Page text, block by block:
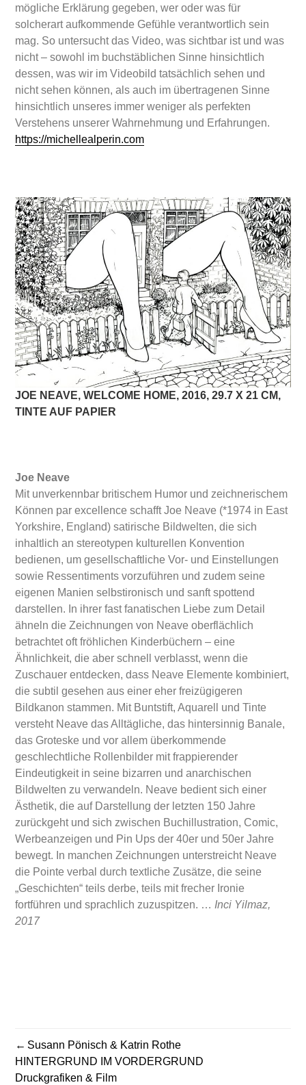
mögliche Erklärung gegeben, wer oder was für
solcherart aufkommende Gefühle verantwortlich sein
mag. So untersucht das Video, was sichtbar ist und was
nicht – sowohl im buchstäblichen Sinne hinsichtlich
dessen, was wir im Videobild tatsächlich sehen und
nicht sehen können, als auch im übertragenen Sinne
hinsichtlich unseres immer weniger als perfekten
Verstehens unserer Wahrnehmung und Erfahrungen.
https://michellealperin.com
JOE NEAVE, WELCOME HOME, 2016, 29.7 X 21 CM,
TINTE AUF PAPIER
Joe Neave
Mit unverkennbar britischem Humor und zeichnerischem
Können par excellence schafft Joe Neave (*1974 in East
Yorkshire, England) satirische Bildwelten, die sich
inhaltlich an stereotypen kulturellen Konvention
bedienen, um gesellschaftliche Vor- und Einstellungen
sowie Ressentiments vorzuführen und zudem seine
eigenen Manien selbstironisch und sanft spottend
darstellen. In ihrer fast fanatischen Liebe zum Detail
ähneln die Zeichnungen von Neave oberflächlich
betrachtet oft fröhlichen Kinderbüchern – eine
Ähnlichkeit, die aber schnell verblasst, wenn die
Zuschauer entdecken, dass Neave Elemente kombiniert,
die subtil gesehen aus einer eher freizügigeren
Bildkanon stammen. Mit Buntstift, Aquarell und Tinte
versteht Neave das Alltägliche, das hintersinnig Banale,
das Groteske und vor allem überkommende
geschlechtliche Rollenbilder mit frappierender
Eindeutigkeit in seine bizarren und anarchischen
Bildwelten zu verwandeln. Neave bedient sich einer
Ästhetik, die auf Darstellung der letzten 150 Jahre
zurückgeht und sich zwischen Buchillustration, Comic,
Werbeanzeigen und Pin Ups der 40er und 50er Jahre
bewegt. In manchen Zeichnungen unterstreicht Neave
die Pointe verbal durch textliche Zusätze, die seine
„Geschichten“ teils derbe, teils mit frecher Ironie
fortführen und sprachlich zuzuspitzen. … Inci Yilmaz,
2017
BEITRAGSNAVIGATION
Susann Pönisch & Katrin Rothe
HINTERGRUND IM VORDERGRUND
Druckgrafiken & Film